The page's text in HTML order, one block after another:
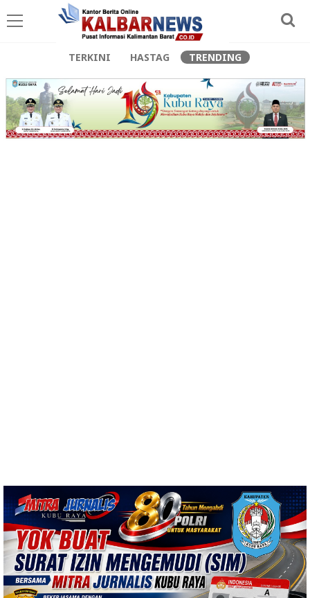
TERKINI HASTAG TRENDING